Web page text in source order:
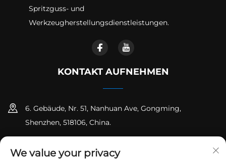
Spritzguss- und
Werkzeugherstellungsdienstleistungen.
KONTAKT AUFNEHMEN
6. Gebäude, Nr. 51, Nanhuan Ave, Gongming,
Shenzhen, 518106, China.
We value your privacy